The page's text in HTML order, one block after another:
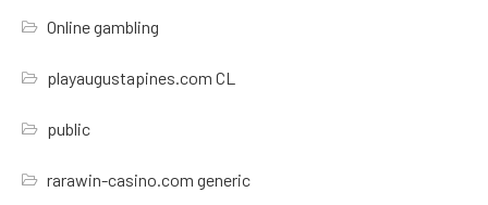
Online gambling
playaugustapines.com CL
public
rarawin-casino.com generic